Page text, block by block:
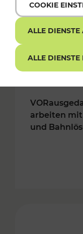
arbeiten mit
und
COOKIE
ALLE DIENSTE
ALLE DIENSTE